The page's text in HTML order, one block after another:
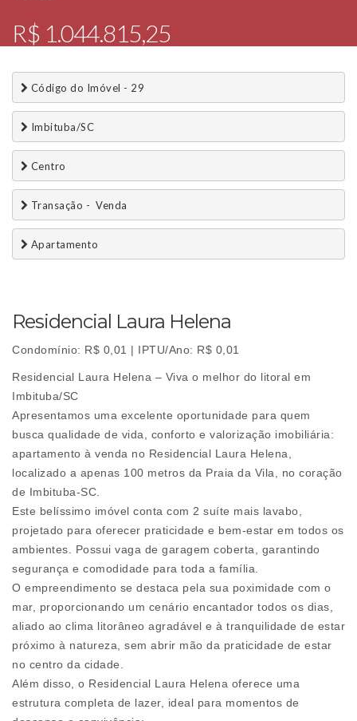
R$ 1.044.815,25
Código do Imóvel - 29
Imbituba/SC
Centro
Transação -  Venda
Apartamento
Residencial Laura Helena
Condomínio: R$ 0,01 | IPTU/Ano: R$ 0,01
Residencial Laura Helena – Viva o melhor do litoral em
Imbituba/SC
Apresentamos uma excelente oportunidade para quem
busca qualidade de vida, conforto e valorização imobiliária:
apartamento à venda no Residencial Laura Helena,
localizado a apenas 100 metros da Praia da Vila, no coração
de Imbituba-SC.
Este belíssimo imóvel conta com 2 suíte mais lavabo,
projetado para oferecer praticidade e bem-estar em todos os
ambientes. Possui vaga de garagem coberta, garantindo
segurança e comodidade para toda a família.
O empreendimento se destaca pela sua poximidade com o
mar, proporcionando um cenário encantador todos os dias,
aliado ao clima litorâneo agradável e à tranquilidade de estar
próximo à natureza, sem abrir mão da praticidade de estar
no centro da cidade.
Além disso, o Residencial Laura Helena oferece uma
estrutura completa de lazer, ideal para momentos de